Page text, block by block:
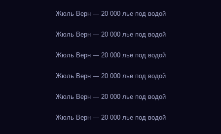
Жюль Верн — 20 000 лье под водой
Жюль Верн — 20 000 лье под водой
Жюль Верн — 20 000 лье под водой
Жюль Верн — 20 000 лье под водой
Жюль Верн — 20 000 лье под водой
Жюль Верн — 20 000 лье под водой